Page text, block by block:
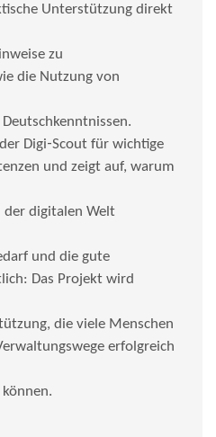
Unterstützung direkt
zu
die Nutzung von
Digi‑Scout für wichtige
und zeigt auf, warum
der digitalen Welt
und die gute
Das Projekt wird
die viele Menschen
erfolgreich